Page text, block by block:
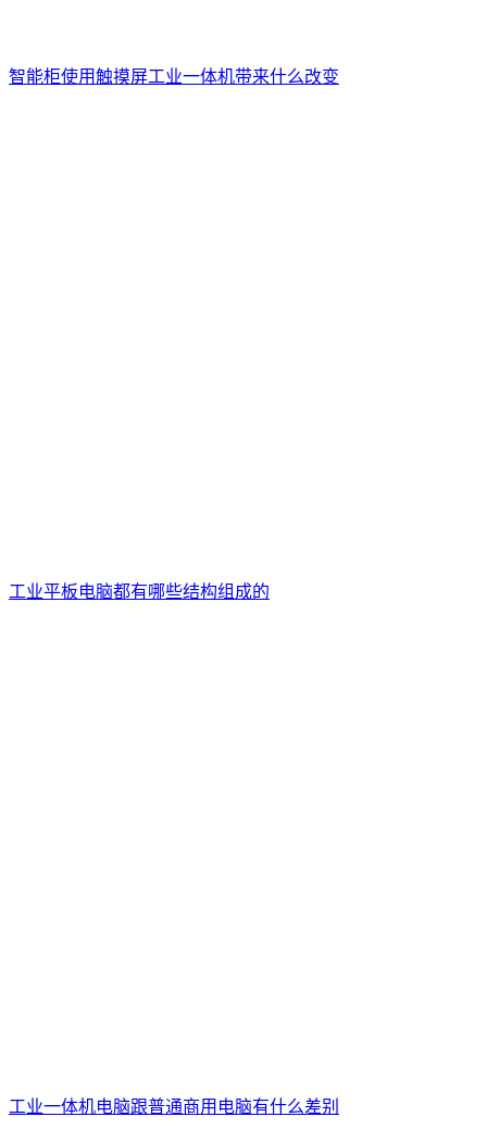
智能柜使用触摸屏工业一体机带来什么改变
工业平板电脑都有哪些结构组成的
工业一体机电脑跟普通商用电脑有什么差别